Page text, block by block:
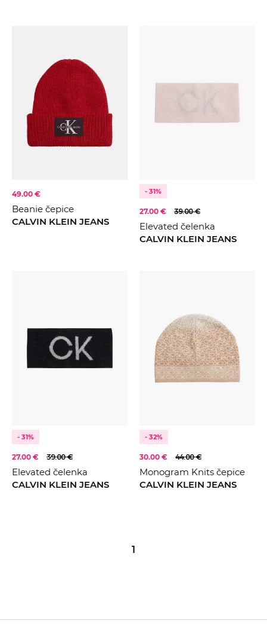
49.00 €
Beanie čepice
CALVIN KLEIN JEANS
- 31%
27.00 € 39.00 €
Elevated čelenka
CALVIN KLEIN JEANS
- 31%
27.00 € 39.00 €
Elevated čelenka
CALVIN KLEIN JEANS
- 32%
30.00 € 44.00 €
Monogram Knits čepice
CALVIN KLEIN JEANS
1